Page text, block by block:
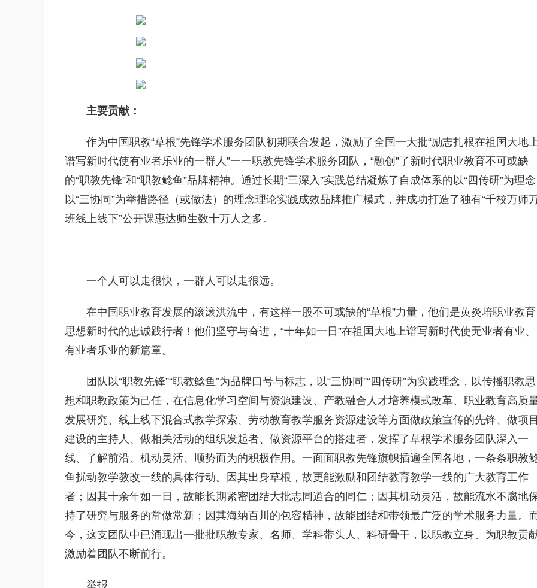
主要贡献：
作为中国职教“草根”先锋学术服务团队初期联合发起，激励了全国一大批“励志扎根在祖国大地
谱写新时代使有业者乐业的一群人”一一职教先锋学术服务团队，“融创”了新时代职业教育不可或缺
的“职教先锋”和“职教鲶鱼”品牌精神。通过长期“三深入”实践总结凝炼了自成体系的以“四传研”为理念
以“三协同”为举措路径（或做法）的理念理论实践成效品牌推广模式，并成功打造了独有“千校万师
班线上线下”公开课惠达师生数十万人之多。
一个人可以走很快，一群人可以走很远。
在中国职业教育发展的滚滚洪流中，有这样一股不可或缺的“草根”力量，他们是黄炎培职业教育
思想新时代的忠诚践行者！他们坚守与奋进，“十年如一日”在祖国大地上谱写新时代使无业者有业、
有业者乐业的新篇章。
团队以“职教先锋”“职教鲶鱼”为品牌口号与标志，以“三协同”“四传研”为实践理念，以传播职教思
想和职教政策为己任，在信息化学习空间与资源建设、产教融合人才培养模式改革、职业教育高质
发展研究、线上线下混合式教学探索、劳动教育教学服务资源建设等方面做政策宣传的先锋、做项
建设的主持人、做相关活动的组织发起者、做资源平台的搭建者，发挥了草根学术服务团队深入一
线、了解前沿、机动灵活、顺势而为的积极作用。一面面职教先锋旗帜插遍全国各地，一条条职教
鱼扰动教学教改一线的具体行动。因其出身草根，故更能激励和团结教育教学一线的广大教育工作
者；因其十余年如一日，故能长期紧密团结大批志同道合的同仁；因其机动灵活，故能流水不腐地
持了研究与服务的常做常新；因其海纳百川的包容精神，故能团结和带领最广泛的学术服务力量。
今，这支团队中已涌现出一批批职教专家、名师、学科带头人、科研骨干，以职教立身、为职教贡
激励着团队不断前行。
举报